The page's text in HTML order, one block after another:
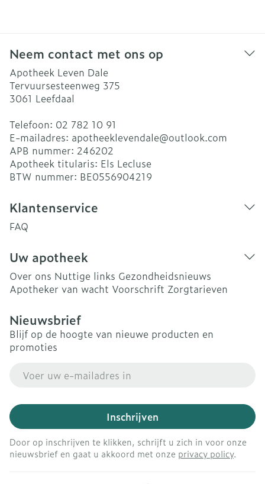
Neem contact met ons op
Apotheek Leven Dale
Tervuursesteenweg 375
3061 Leefdaal
Telefoon: 02 782 10 91
E-mailadres: apotheeklevendale@outlook.com
APB nummer: 246202
Apotheek titularis: Els Lecluse
BTW nummer: BE0556904219
Klantenservice
FAQ
Uw apotheek
Over ons Nuttige links Gezondheidsnieuws
Apotheker van wacht Voorschrift Zorgtarieven
Nieuwsbrief
Blijf op de hoogte van nieuwe producten en
promoties
Inschrijven
Door op inschrijven te klikken, schrijft u zich in voor onze
nieuwsbrief en gaat u akkoord met onze privacy policy.